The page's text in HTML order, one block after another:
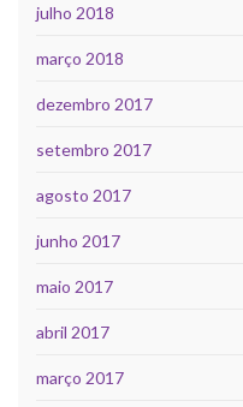
julho 2018
março 2018
dezembro 2017
setembro 2017
agosto 2017
junho 2017
maio 2017
abril 2017
março 2017